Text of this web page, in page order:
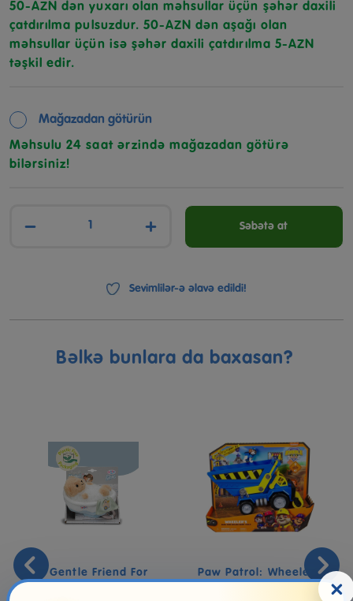
50-AZN dən yuxarı olan məhsullar üçün şəhər daxili
çatdırılma pulsuzdur. 50-AZN dən aşağı olan
məhsullar üçün isə şəhər daxili çatdırılma 5-AZN
təşkil edir.
Mağazadan götürün
Məhsulu 24 saat ərzində mağazadan götürə
bilərsiniz!
− + Səbətə at
Sevimlilər-ə əlavə edildi!
Bəlkə bunlara da baxasan?
A Gentle Friend For
Sweet Dreams
Paw Patrol: Wheeler’s
Dump Truck (2)
×